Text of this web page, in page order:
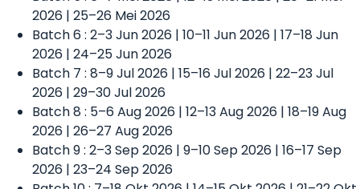
2026 | 25–26 Mei 2026
Batch 6 : 2–3 Jun 2026 | 10–11 Jun 2026 | 17–18 Jun
2026 | 24–25 Jun 2026
Batch 7 : 8–9 Jul 2026 | 15–16 Jul 2026 | 22–23 Jul
2026 | 29–30 Jul 2026
Batch 8 : 5–6 Aug 2026 | 12–13 Aug 2026 | 18–19 Aug
2026 | 26–27 Aug 2026
Batch 9 : 2–3 Sep 2026 | 9–10 Sep 2026 | 16–17 Sep
2026 | 23–24 Sep 2026